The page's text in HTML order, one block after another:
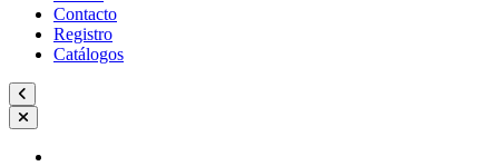
Contacto
Registro
Catálogos